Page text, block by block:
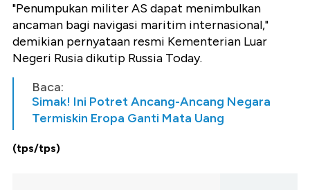
"Penumpukan militer AS dapat menimbulkan
ancaman bagi navigasi maritim internasional,"
demikian pernyataan resmi Kementerian Luar
Negeri Rusia dikutip Russia Today.
Baca:
Simak! Ini Potret Ancang-Ancang Negara
Termiskin Eropa Ganti Mata Uang
(tps/tps)